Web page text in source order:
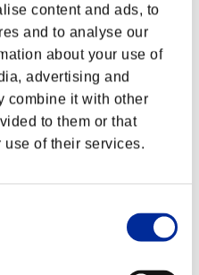
content and ads, to
and to analyse our
about your use of
advertising and
combine it with other
to them or that
use of their services.